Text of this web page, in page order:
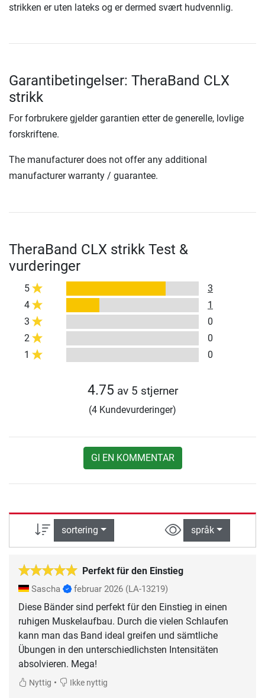
strikken er uten lateks og er dermed svært hudvennlig.
Garantibetingelser: TheraBand CLX
strikk
For forbrukere gjelder garantien etter de generelle, lovlige
forskriftene.
The manufacturer does not offer any additional
manufacturer warranty / guarantee.
TheraBand CLX strikk Test &
vurderinger
5
3
4
1
3
0
2
0
1
0
4.75 av 5 stjerner
(4 Kundevurderinger)
GI EN KOMMENTAR
sortering språk
Perfekt für den Einstieg
Sascha februar 2026 (LA-13219)
Diese Bänder sind perfekt für den Einstieg in einen
ruhigen Muskelaufbau. Durch die vielen Schlaufen
kann man das Band ideal greifen und sämtliche
Übungen in den unterschiedlichsten Intensitäten
absolvieren. Mega!
Nyttig • Ikke nyttig